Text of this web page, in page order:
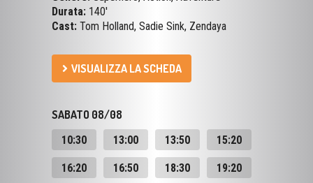
VISUALIZZA LA SCHEDA
SABATO 08/08
16:20 16:50 18:30 19:20
19:50 21:40 22:25 22:50